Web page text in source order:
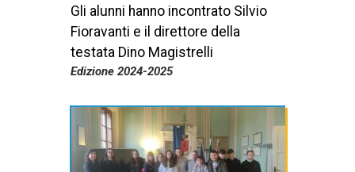
Gli alunni hanno incontrato Silvio
Fioravanti e il direttore della
testata Dino Magistrelli
Edizione 2024-2025